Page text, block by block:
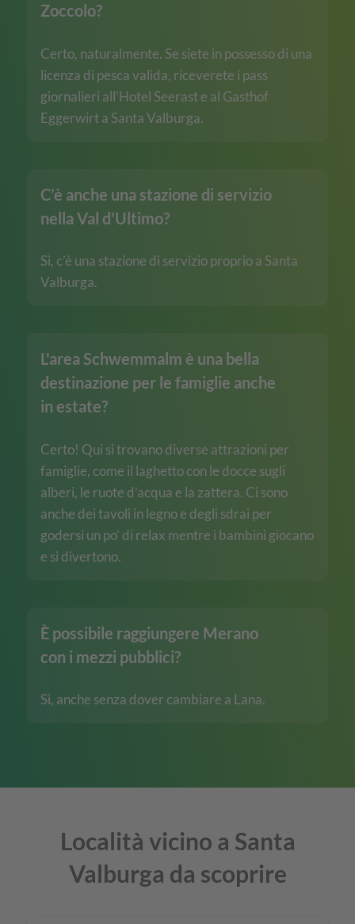
Zoccolo?
Certo, naturalmente. Se siete in possesso di una
licenza di pesca valida, riceverete i pass
giornalieri all’Hotel Seerast e al Gasthof
Eggerwirt a Santa Valburga.
C’è anche una stazione di servizio
nella Val d'Ultimo?
Sì, c’è una stazione di servizio proprio a Santa
Valburga.
L'area Schwemmalm è una bella
destinazione per le famiglie anche
in estate?
Certo! Qui si trovano diverse attrazioni per
famiglie, come il laghetto con le docce sugli
alberi, le ruote d’acqua e la zattera. Ci sono
anche dei tavoli in legno e degli sdrai per
godersi un po’ di relax mentre i bambini giocano
e si divertono.
È possibile raggiungere Merano
con i mezzi pubblici?
Sì, anche senza dover cambiare a Lana.
Località vicino a Santa
Valburga da scoprire